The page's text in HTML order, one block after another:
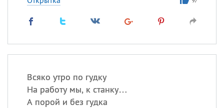
Всяко утро по гудку
На работу мы, к станку…
А порой и без гудка